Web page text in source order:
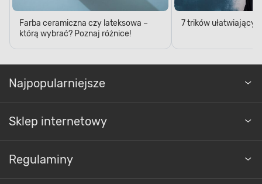
Farba ceramiczna czy lateksowa –
którą wybrać? Poznaj różnice!
7 trików
Najpopularniejsze
Sklep internetowy
Regulaminy